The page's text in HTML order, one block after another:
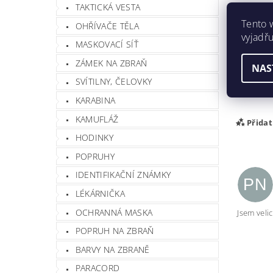
TAKTICKÁ VESTA
OHŘÍVAČE TĚLA
MASKOVACÍ SÍŤ
ZÁMEK NA ZBRAŇ
SVÍTILNY, ČELOVKY
KARABINA
KAMUFLÁŽ
HODINKY
POPRUHY
IDENTIFIKAČNÍ ZNÁMKY
LÉKÁRNIČKA
OCHRANNÁ MASKA
POPRUH NA ZBRAŇ
BARVY NA ZBRANĚ
PARACORD
Buďte
PN
Jsem
Tento